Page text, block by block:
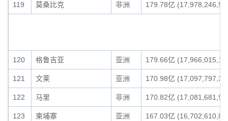
119 莫桑比克 非洲 179.78亿
120 格鲁吉亚 亚洲 179.66亿
121 文莱 亚洲 170.98亿
122 马里 非洲 170.82亿
123 柬埔寨 亚洲 167.03亿